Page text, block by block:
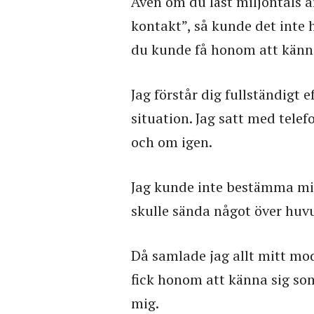
kontakt”, så kunde det
du kunde få honom att
Jag förstår dig fullständigt
situation. Jag satt med
och om igen.
Jag kunde inte bestämma
skulle sända något över
Då samlade jag allt mitt
fick honom att känna sig
mig.